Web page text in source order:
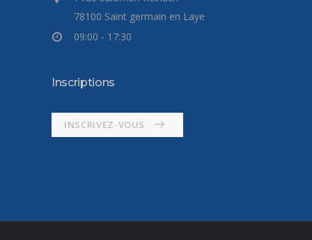
78100 Saint germain en Laye
09:00 - 17:30
Inscriptions
INSCRIVEZ-VOUS